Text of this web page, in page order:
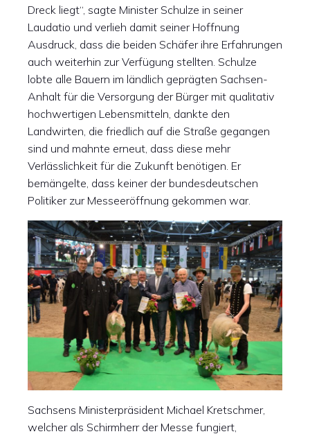
Dreck liegt“, sagte Minister Schulze in seiner
Laudatio und verlieh damit seiner Hoffnung
Ausdruck, dass die beiden Schäfer ihre Erfahrungen
auch weiterhin zur Verfügung stellten. Schulze
lobte alle Bauern im ländlich geprägten Sachsen-
Anhalt für die Versorgung der Bürger mit qualitativ
hochwertigen Lebensmitteln, dankte den
Landwirten, die friedlich auf die Straße gegangen
sind und mahnte erneut, dass diese mehr
Verlässlichkeit für die Zukunft benötigen. Er
bemängelte, dass keiner der bundesdeutschen
Politiker zur Messeeröffnung gekommen war.
Sachsens Ministerpräsident Michael Kretschmer,
welcher als Schirmherr der Messe fungiert,